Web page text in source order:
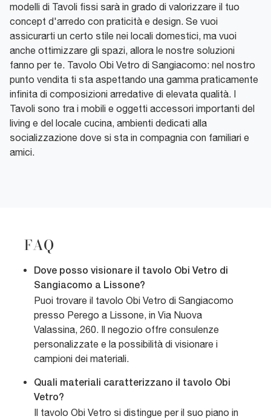
modelli di Tavoli fissi sarà in grado di valorizzare il tuo
concept d'arredo con praticità e design. Se vuoi
assicurarti un certo stile nei locali domestici, ma vuoi
anche ottimizzare gli spazi, allora le nostre soluzioni
fanno per te. Tavolo Obi Vetro di Sangiacomo: nel nostro
punto vendita ti sta aspettando una gamma praticamente
infinita di composizioni arredative di elevata qualità. I
Tavoli sono tra i mobili e oggetti accessori importanti del
living e del locale cucina, ambienti dedicati alla
socializzazione dove si sta in compagnia con familiari e
amici.
FAQ
Dove posso visionare il tavolo Obi Vetro di
Sangiacomo a Lissone?
Puoi trovare il tavolo Obi Vetro di Sangiacomo
presso Perego a Lissone, in Via Nuova
Valassina, 260. Il negozio offre consulenze
personalizzate e la possibilità di visionare i
campioni dei materiali.
Quali materiali caratterizzano il tavolo Obi
Vetro?
Il tavolo Obi Vetro si distingue per il suo piano in